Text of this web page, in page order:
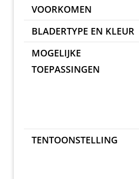
VOORKOMEN
BLADERTYPE EN KLEUR
MOGELIJKE
TOEPASSINGEN
TENTOONSTELLING